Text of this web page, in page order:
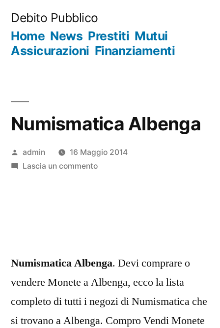
contenuto
Debito Pubblico
Home News Prestiti Mutui
Assicurazioni Finanziamenti
Numismatica Albenga
Pubblicato
da
admin
16 Maggio 2014
Lascia un commentosu
Numismatica Albenga. Devi comprare o
vendere Monete a Albenga, ecco la lista
completo di tutti i negozi di Numismatica che
si trovano a Albenga. Compro Vendi Monete